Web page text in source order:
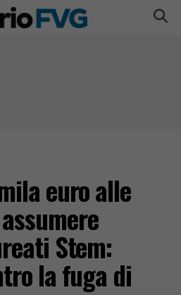
euro alle
Stem:
la fuga di